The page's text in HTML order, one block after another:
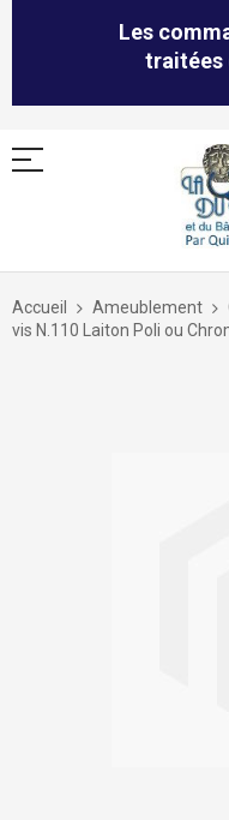
Les
traitées
Allez
contenu
Accueil Ameublement
vis N.110 Laiton Poli ou